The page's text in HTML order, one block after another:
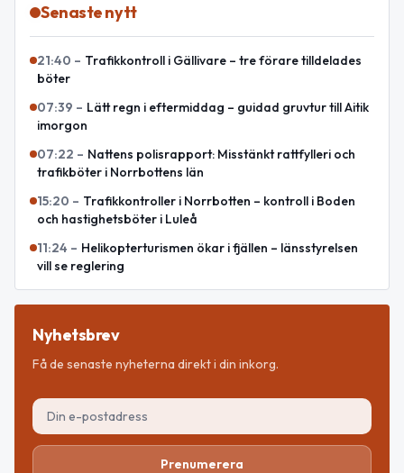
Senaste nytt
21:40 – Trafikkontroll i Gällivare – tre förare tilldelades
böter
07:39 – Lätt regn i eftermiddag – guidad gruvtur till Aitik
imorgon
07:22 – Nattens polisrapport: Misstänkt rattfylleri och
trafikböter i Norrbottens län
15:20 – Trafikkontroller i Norrbotten – kontroll i Boden
och hastighetsböter i Luleå
11:24 – Helikopterturismen ökar i fjällen – länsstyrelsen
vill se reglering
Nyhetsbrev
Få de senaste nyheterna direkt i din inkorg.
Prenumerera